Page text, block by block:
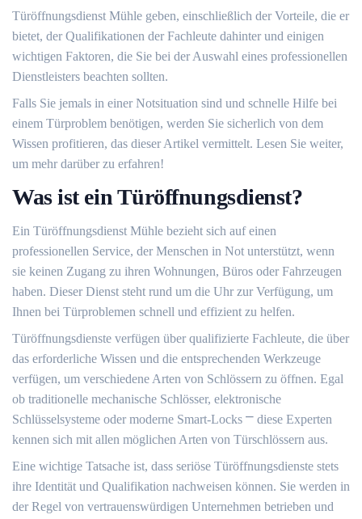
Türöffnungsdienst Mühle geben, einschließlich der Vorteile, die er
bietet, der Qualifikationen der Fachleute dahinter und einigen
wichtigen Faktoren, die Sie bei der Auswahl eines professionellen
Dienstleisters beachten sollten.​
Falls Sie jemals in einer Notsituation sind und schnelle Hilfe bei
einem Türproblem benötigen, werden Sie sicherlich von dem
Wissen profitieren, das dieser Artikel vermittelt.​ Lesen Sie weiter,
um mehr darüber zu erfahren!​
Was ist ein Türöffnungsdienst?​
Ein Türöffnungsdienst Mühle bezieht sich auf einen
professionellen Service, der Menschen in Not unterstützt, wenn
sie keinen Zugang zu ihren Wohnungen, Büros oder Fahrzeugen
haben.​ Dieser Dienst steht rund um die Uhr zur Verfügung, um
Ihnen bei Türproblemen schnell und effizient zu helfen.​
Türöffnungsdienste verfügen über qualifizierte Fachleute, die über
das erforderliche Wissen und die entsprechenden Werkzeuge
verfügen, um verschiedene Arten von Schlössern zu öffnen.​ Egal
ob traditionelle mechanische Schlösser, elektronische
Schlüsselsysteme oder moderne Smart-Locks ⎻ diese Experten
kennen sich mit allen möglichen Arten von Türschlössern aus.​
Eine wichtige Tatsache ist, dass seriöse Türöffnungsdienste stets
ihre Identität und Qualifikation nachweisen können.​ Sie werden in
der Regel von vertrauenswürdigen Unternehmen betrieben und